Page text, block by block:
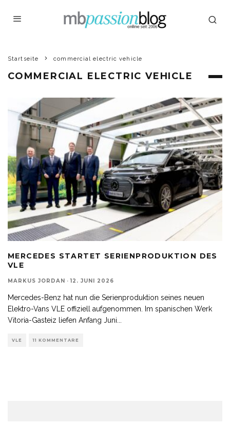
Startseite commercial electric vehicle
COMMERCIAL ELECTRIC VEHICLE
MERCEDES STARTET SERIENPRODUKTION DES
VLE
MARKUS JORDAN · 12. JUNI 2026
Mercedes-Benz hat nun die Serienproduktion seines neuen
Elektro-Vans VLE offiziell aufgenommen. Im spanischen Werk
Vitoria-Gasteiz liefen Anfang Juni
VLE 11 KOMMENTARE